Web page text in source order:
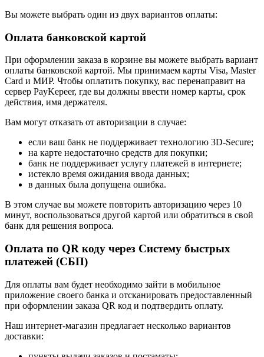
Вы можете выбрать один из двух вариантов оплаты:
Оплата банковской картой
При оформлении заказа в корзине вы можете выбрать вариант
оплаты банковской картой. Мы принимаем карты Visa, Master
Card и МИР. Чтобы оплатить покупку, вас перенаправит на
сервер PayKepeer, где вы должны ввести номер карты, срок
действия, имя держателя.
Вам могут отказать от авторизации в случае:
если ваш банк не поддерживает технологию 3D-Secure;
на карте недостаточно средств для покупки;
банк не поддерживает услугу платежей в интернете;
истекло время ожидания ввода данных;
в данных была допущена ошибка.
В этом случае вы можете повторить авторизацию через 10
минут, воспользоваться другой картой или обратиться в свой
банк для решения вопроса.
Оплата по QR коду через Систему быстрых
платежей (СБП)
Для оплаты вам будет необходимо зайти в мобильное
приложение своего банка и отсканировать предоставленный
при оформлении заказа QR код и подтвердить оплату.
Наш интернет-магазин предлагает несколько вариантов
доставки: